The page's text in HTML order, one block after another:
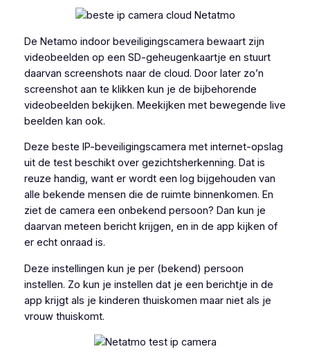
De Netamo indoor beveiligingscamera bewaart zijn
videobeelden op een SD-geheugenkaartje en stuurt
daarvan screenshots naar de cloud. Door later zo’n
screenshot aan te klikken kun je de bijbehorende
videobeelden bekijken. Meekijken met bewegende live
beelden kan ook.
Deze beste IP-beveiligingscamera met internet-opslag
uit de test beschikt over gezichtsherkenning. Dat is
reuze handig, want er wordt een log bijgehouden van
alle bekende mensen die de ruimte binnenkomen. En
ziet de camera een onbekend persoon? Dan kun je
daarvan meteen bericht krijgen, en in de app kijken of
er echt onraad is.
Deze instellingen kun je per (bekend) persoon
instellen. Zo kun je instellen dat je een berichtje in de
app krijgt als je kinderen thuiskomen maar niet als je
vrouw thuiskomt.